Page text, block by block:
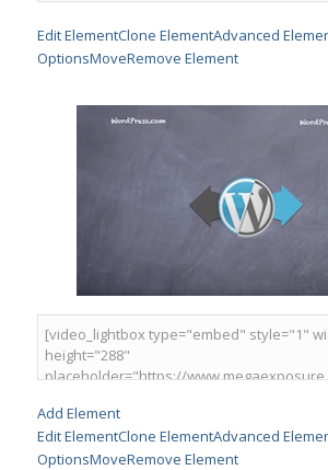
Edit ElementClone ElementAdvanced
OptionsMoveRemove Element
Add Element
Edit ElementClone ElementAdvanced
OptionsMoveRemove Element